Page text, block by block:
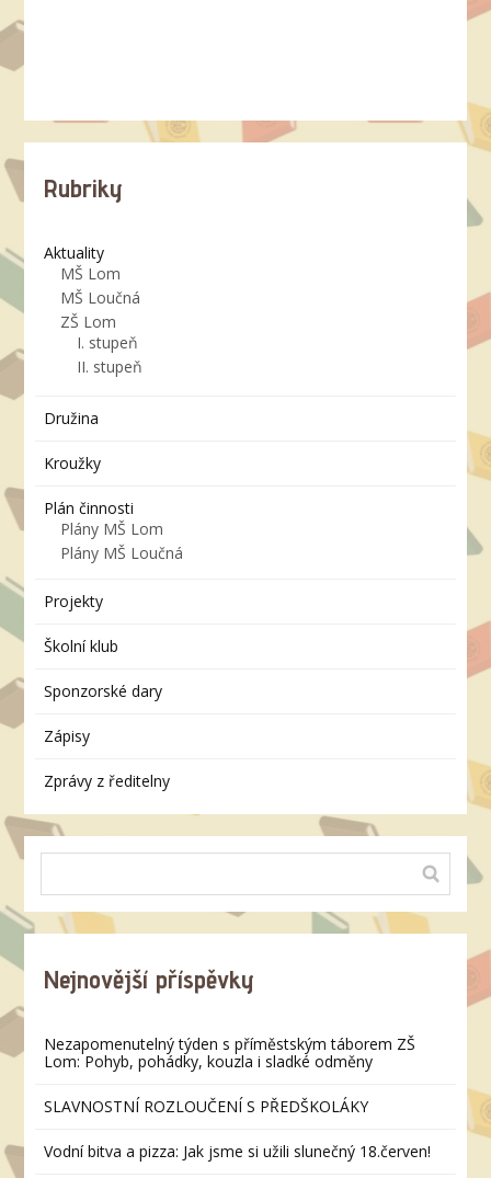
Rubriky
Aktuality
MŠ Lom
MŠ Loučná
ZŠ Lom
I. stupeň
II. stupeň
Družina
Kroužky
Plán činnosti
Plány MŠ Lom
Plány MŠ Loučná
Projekty
Školní klub
Sponzorské dary
Zápisy
Zprávy z ředitelny
Nejnovější příspěvky
Nezapomenutelný týden s příměstským táborem ZŠ
Lom: Pohyb, pohádky, kouzla i sladké odměny
SLAVNOSTNÍ ROZLOUČENÍ S PŘEDŠKOLÁKY
Vodní bitva a pizza: Jak jsme si užili slunečný 18.červen!